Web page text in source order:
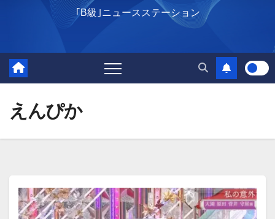
｢B級｣ニュースステーション
えんぴか